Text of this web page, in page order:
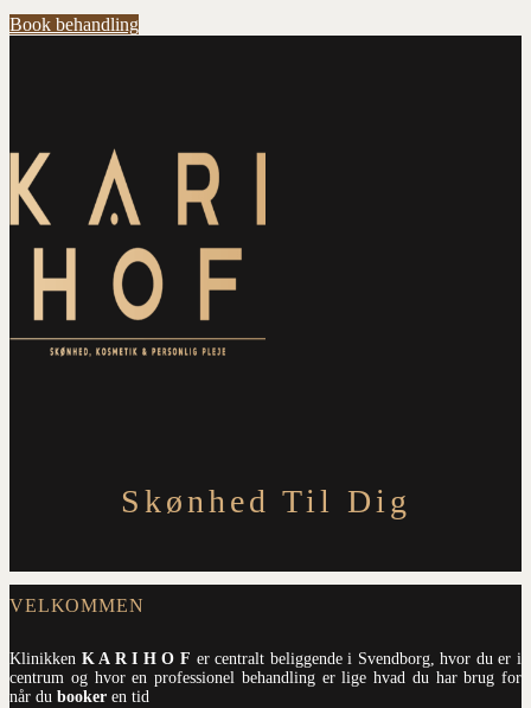
Book behandling
Skønhed Til Dig
VELKOMMEN
Klinikken K A R I H O F er centralt beliggende i Svendborg, hvor du er i
centrum og hvor en professionel behandling er lige hvad du har brug for
når du booker en tid